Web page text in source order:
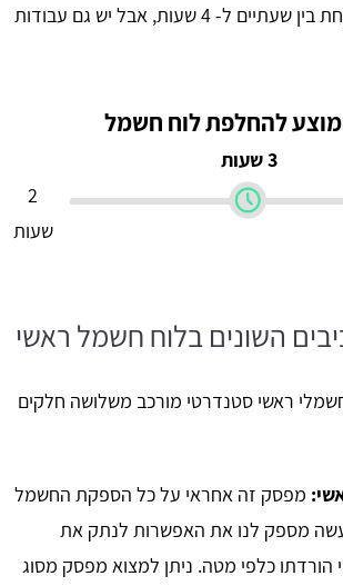
ההחלפות יכולות לקחת בין שעתיים ל- 4 שעות, אבל יש גם עבודות
להחלפת לוח חשמל
3 שעות
2
שעות
השונים בלוח חשמל ראשי
ראשי סטנדרטי מורכב משלושה חלקים
מפסק זה אחראי על כל הספקת החשמל
מספק לנו את האפשרות לנתק את
הורדתו כלפי מטה. ניתן למצוא מפסק מסוג